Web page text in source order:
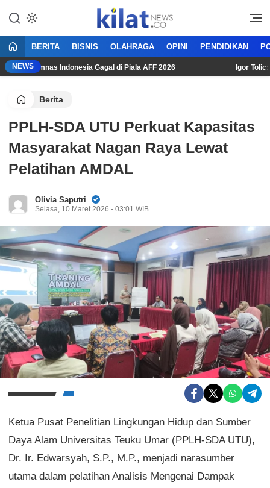
KilatNews.co
Mencerdaskan Anak Bangsa
BERITA BISNIS OLAHRAGA OPINI PENDIDIKAN
NEWS
Timnas Indonesia Gagal di Piala AFF 2026 Igor Tolic:
Berita
PPLH-SDA UTU Perkuat Kapasitas
Masyarakat Nagan Raya Lewat
Pelatihan AMDAL
Olivia Saputri
Selasa, 10 Maret 2026 - 03:01 WIB
Ketua Pusat Penelitian Lingkungan Hidup dan Sumber
Daya Alam Universitas Teuku Umar (PPLH-SDA UTU),
Dr. Ir. Edwarsyah, S.P., M.P., menjadi narasumber
utama dalam pelatihan Analisis Mengenai Dampak